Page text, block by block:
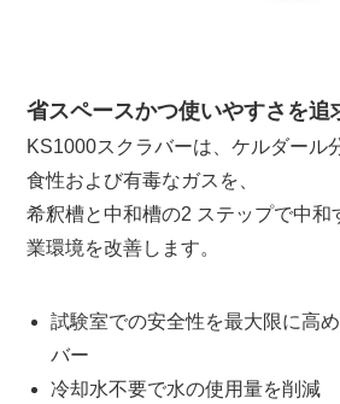
省スペースかつ使いやすさを追
KS1000スクラバーは、ケルダール
食性および有毒なガスを、
希釈槽と中和槽の2 ステップで中和
業環境を改善します。
試験室での安全性を最大限に高
バー
冷却水不要で水の使用量を削減